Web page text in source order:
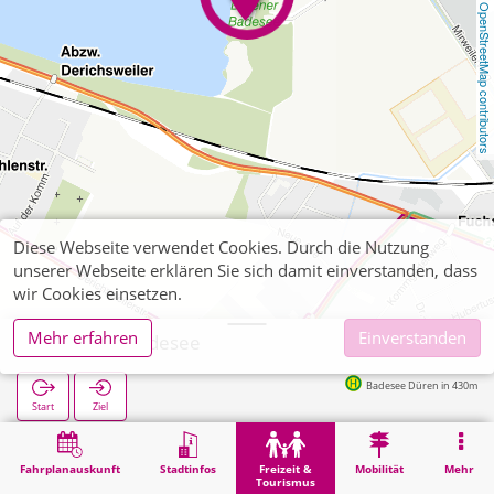
OpenStreetMap contributors
Fahrplanauskunft Stadtinfos
Freizeit &
Tourismus
Mobilität Mehr
Dürener Badesee
Start Ziel
Badesee Düren in 430m
Freizeit & Tourismus Naherholung Dürener Badesee
Diese Webseite verwendet Cookies. Durch die Nutzung
unserer Webseite erklären Sie sich damit einverstanden, dass
wir Cookies einsetzen.
Mehr erfahren
Einverstanden